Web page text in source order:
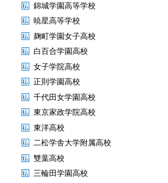
錦城学園高等学校
暁星高等学校
麹町学園女子高校
白百合学園高校
女子学院高校
正則学園高校
千代田女学園高校
東京家政学院高校
東洋高校
二松学舎大学附属高校
雙葉高校
三輪田学園高校